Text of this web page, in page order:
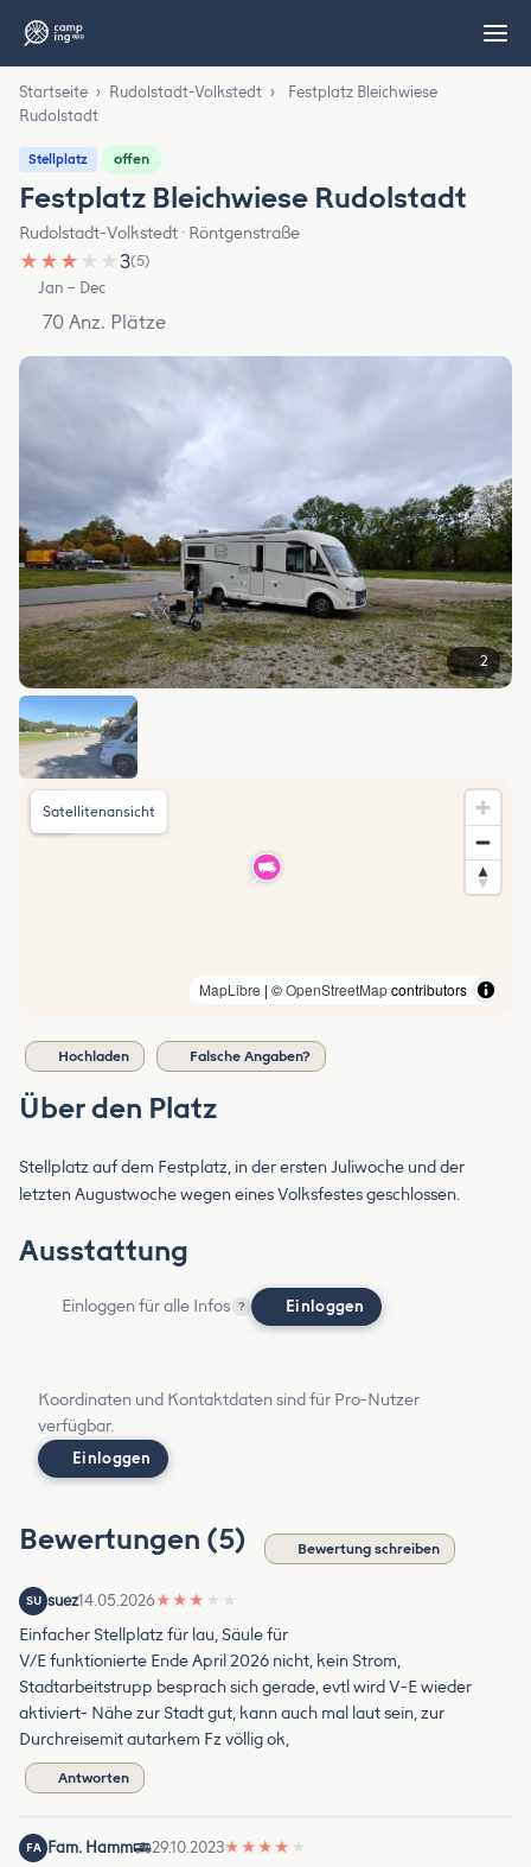
Startseite › Rudolstadt-Volkstedt ›
Festplatz Bleichwiese
Rudolstadt
Stellplatz offen
Festplatz Bleichwiese Rudolstadt
Rudolstadt-Volkstedt · Röntgenstraße
★ ★ ★ ★ ★3(5)
Jan – Dec
70 Anz. Plätze
2
MapLibre | ©OpenStreetMapcontributors
Satellitenansicht
Hochladen Falsche Angaben?
Über den Platz
Stellplatz auf dem Festplatz, in der ersten Juliwoche und der
letzten Augustwoche wegen eines Volksfestes geschlossen.
Ausstattung
Einloggen für alle Infos ? Einloggen
Koordinaten und Kontaktdaten sind für Pro-Nutzer
verfügbar.
Einloggen
Bewertungen (5) Bewertung schreiben
SU suez14.05.2026★ ★ ★ ★ ★
Einfacher Stellplatz für lau, Säule für
V/E funktionierte Ende April 2026 nicht, kein Strom,
Stadtarbeitstrupp besprach sich gerade, evtl wird V-E wieder
aktiviert- Nähe zur Stadt gut, kann auch mal laut sein, zur
Durchreisemit autarkem Fz völlig ok,
Antworten
FA Fam. Hamm 29.10.2023★ ★ ★ ★ ★